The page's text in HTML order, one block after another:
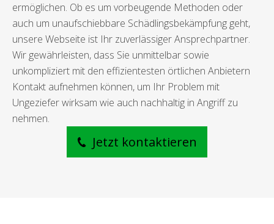
ermöglichen. Ob es um vorbeugende Methoden oder
auch um unaufschiebbare Schädlingsbekämpfung geht,
unsere Webseite ist Ihr zuverlässiger Ansprechpartner.
Wir gewährleisten, dass Sie unmittelbar sowie
unkompliziert mit den effizientesten örtlichen Anbietern
Kontakt aufnehmen können, um Ihr Problem mit
Ungeziefer wirksam wie auch nachhaltig in Angriff zu
nehmen.
Jetzt kontaktieren